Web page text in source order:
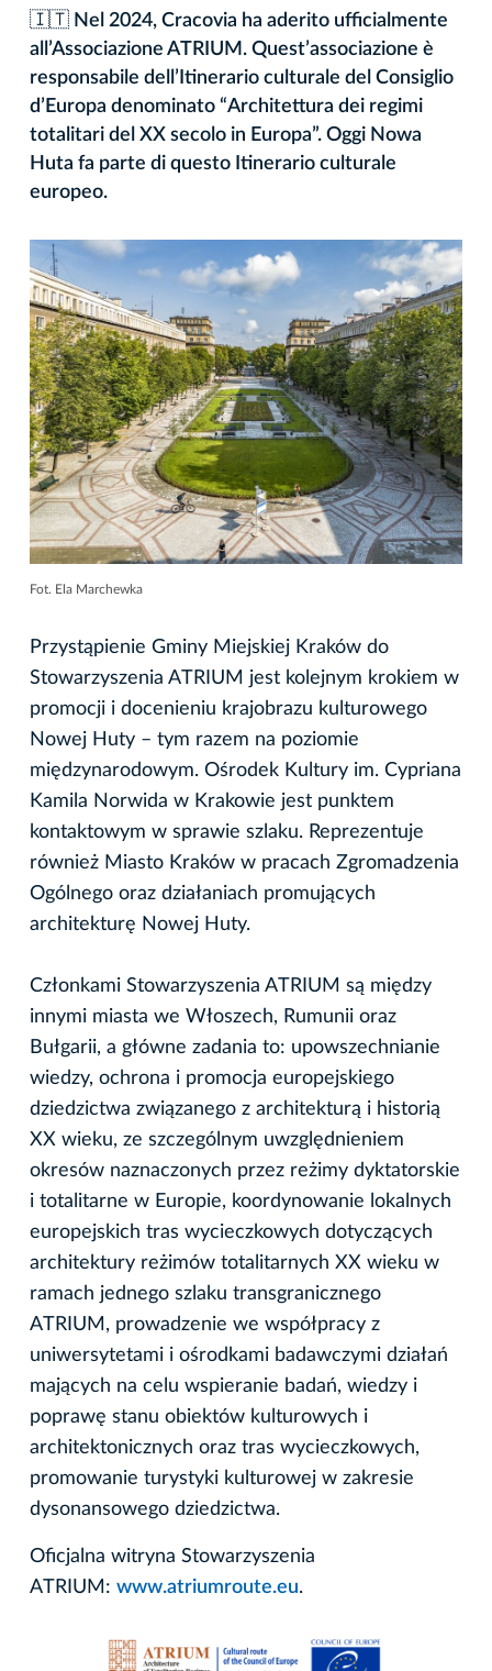
🇮🇹 Nel 2024, Cracovia ha aderito ufficialmente
all’Associazione ATRIUM. Quest’associazione è
responsabile dell’Itinerario culturale del Consiglio
d’Europa denominato “Architettura dei regimi
totalitari del XX secolo in Europa”. Oggi Nowa
Huta fa parte di questo Itinerario culturale
europeo.
Fot. Ela Marchewka
Przystąpienie Gminy Miejskiej Kraków do
Stowarzyszenia ATRIUM jest kolejnym krokiem w
promocji i docenieniu krajobrazu kulturowego
Nowej Huty – tym razem na poziomie
międzynarodowym. Ośrodek Kultury im. Cypriana
Kamila Norwida w Krakowie jest punktem
kontaktowym w sprawie szlaku. Reprezentuje
również Miasto Kraków w pracach Zgromadzenia
Ogólnego oraz działaniach promujących
architekturę Nowej Huty.
Członkami Stowarzyszenia ATRIUM są między
innymi miasta we Włoszech, Rumunii oraz
Bułgarii, a główne zadania to: upowszechnianie
wiedzy, ochrona i promocja europejskiego
dziedzictwa związanego z architekturą i historią
XX wieku, ze szczególnym uwzględnieniem
okresów naznaczonych przez reżimy dyktatorskie
i totalitarne w Europie, koordynowanie lokalnych
europejskich tras wycieczkowych dotyczących
architektury reżimów totalitarnych XX wieku w
ramach jednego szlaku transgranicznego
ATRIUM, prowadzenie we współpracy z
uniwersytetami i ośrodkami badawczymi działań
mających na celu wspieranie badań, wiedzy i
poprawę stanu obiektów kulturowych i
architektonicznych oraz tras wycieczkowych,
promowanie turystyki kulturowej w zakresie
dysonansowego dziedzictwa.
Oficjalna witryna Stowarzyszenia
ATRIUM: www.atriumroute.eu.